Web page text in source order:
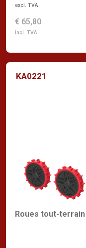
excl. TVA
€ 65,80
incl. TVA
KA0221
Roues tout-terrain